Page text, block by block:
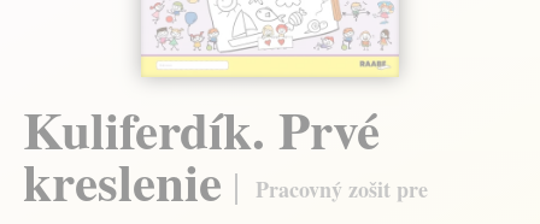
Kuliferdík. Prvé
kreslenie
Pracovný zošit pre